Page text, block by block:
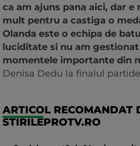
ca am ajuns pana aici, dar e
mult pentru a castiga o
Olanda este o echipa de
luciditate si nu am
momentele importante din
Denisa Dedu la finalul
ARTICOL RECOMANDAT
STIRILEPROTV.RO